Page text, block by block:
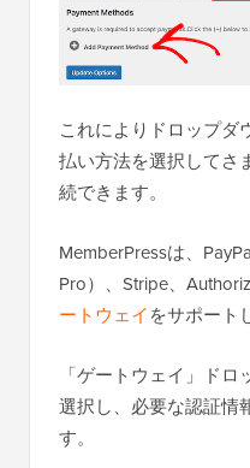
これによりドロップダ
払い方法を選択してさ
続できます。
MemberPressは、
Pro）、Stripe、
ートウェイをサポート
「ゲートウェイ」ド
選択し、必要な認証情
す。